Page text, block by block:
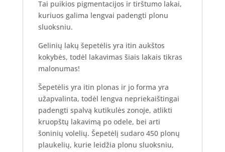
Tai puikios pigmentacijos ir tirštumo lakai,
kuriuos galima lengvai padengti plonu
sluoksniu.
Gelinių lakų šepetėlis yra itin aukštos
kokybės, todėl lakavimas šiais lakais tikras
malonumas!
Šepetėlis yra itin plonas ir jo forma yra
užapvalinta, todėl lengva nepriekaištingai
padengti spalvą kutikulės zonoje, atlikti
kruopštų lakavimą po odele, bei arti
šoninių volelių. Šepetėlį sudaro 450 plonų
plaukelių, kurie leidžia plonu sluoksniu,